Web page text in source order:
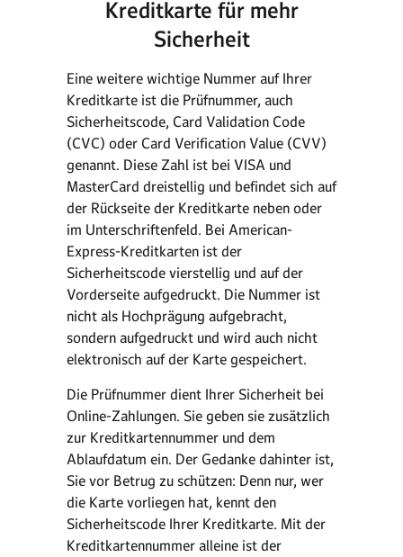
Kreditkarte für mehr
Sicherheit
Eine weitere wichtige Nummer auf Ihrer
Kreditkarte ist die Prüfnummer, auch
Sicherheitscode, Card Validation Code
(CVC) oder Card Verification Value (CVV)
genannt. Diese Zahl ist bei VISA und
MasterCard dreistellig und befindet sich auf
der Rückseite der Kreditkarte neben oder
im Unterschriftenfeld. Bei American-
Express-Kreditkarten ist der
Sicherheitscode vierstellig und auf der
Vorderseite aufgedruckt. Die Nummer ist
nicht als Hochprägung aufgebracht,
sondern aufgedruckt und wird auch nicht
elektronisch auf der Karte gespeichert.
Die Prüfnummer dient Ihrer Sicherheit bei
Online-Zahlungen. Sie geben sie zusätzlich
zur Kreditkartennummer und dem
Ablaufdatum ein. Der Gedanke dahinter ist,
Sie vor Betrug zu schützen: Denn nur, wer
die Karte vorliegen hat, kennt den
Sicherheitscode Ihrer Kreditkarte. Mit der
Kreditkartennummer alleine ist der